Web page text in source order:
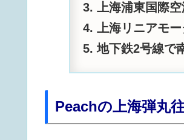
上海浦東国際
上海リニアモ
地下鉄2号線で
Peachの上海弾丸